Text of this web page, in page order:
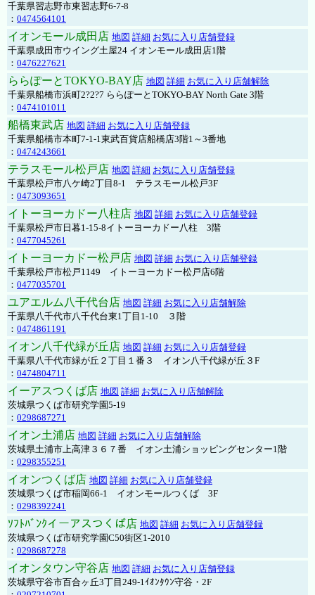
千葉県習志野市東習志野6-7-8
： 0474564101
イオンモール成田店 地図 詳細 お気に入り店舗登録
千葉県成田市ウイング土屋24 イオンモール成田店1階
： 0476227621
ららぽーとTOKYO-BAY店 地図 詳細 お気に入り店舗解除
千葉県船橋市浜町2?2?7 ららぽーとTOKYO-BAY North Gate 3階
： 0474101011
船橋東武店 地図 詳細 お気に入り店舗登録
千葉県船橋市本町7-1-1東武百貨店船橋店3階1～3番地
： 0474243661
テラスモール松戸店 地図 詳細 お気に入り店舗登録
千葉県松戸市八ケ崎2丁目8-1 テラスモール松戸3F
： 0473093651
イトーヨーカドー八柱店 地図 詳細 お気に入り店舗登録
千葉県松戸市日暮1-15-8イトーヨーカドー八柱 3階
： 0477045261
イトーヨーカドー松戸店 地図 詳細 お気に入り店舗登録
千葉県松戸市松戸1149 イトーヨーカドー松戸店6階
： 0477035701
ユアエルム八千代台店 地図 詳細 お気に入り店舗解除
千葉県八千代市八千代台東1丁目1-10 ３階
： 0474861191
イオン八千代緑が丘店 地図 詳細 お気に入り店舗登録
千葉県八千代市緑が丘２丁目１番３ イオン八千代緑が丘３F
： 0474804711
イーアスつくば店 地図 詳細 お気に入り店舗解除
茨城県つくば市研究学園5-19
： 0298687271
イオン土浦店 地図 詳細 お気に入り店舗解除
茨城県土浦市上高津３６７番 イオン土浦ショッピングセンター1階
： 0298355251
イオンつくば店 地図 詳細 お気に入り店舗登録
茨城県つくば市稲岡66-1 イオンモールつくば 3F
： 0298392241
ｿﾌﾄﾊﾞﾝｸイーアスつくば店 地図 詳細 お気に入り店舗登録
茨城県つくば市研究学園C50街区1-2010
： 0298687278
イオンタウン守谷店 地図 詳細 お気に入り店舗登録
茨城県守谷市百合ヶ丘3丁目249-1ｲｵﾝﾀｳﾝ守谷・2F